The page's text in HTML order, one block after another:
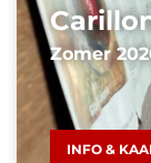
Zomer
INFO &